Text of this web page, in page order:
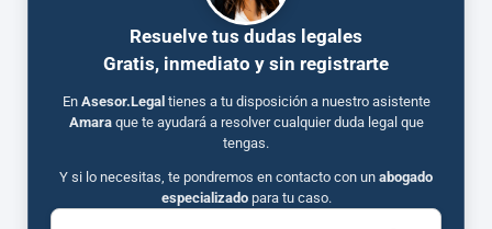
Resuelve tus dudas legales
Gratis, inmediato y sin registrarte
En Asesor.Legal tienes a tu disposición a nuestro asistente
Amaraque te ayudará a resolver cualquier duda legal que
tengas.
Y si lo necesitas, te pondremos en contacto con un abogado
especializadopara tu caso.